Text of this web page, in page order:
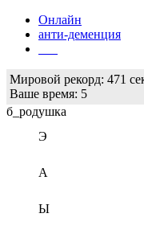
Онлайн
анти-деменция
Мировой рекорд: 471
Ваше время: 6
б_родушка
Э
А
Ы